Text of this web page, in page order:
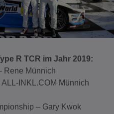
R TCR im Jahr 2019:
Rene Münnich
INKL.COM Münnich
– Gary Kwok